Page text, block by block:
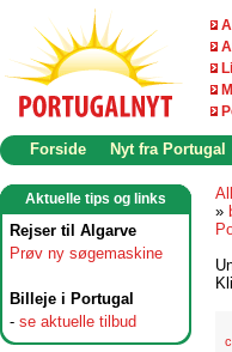
Forside Nyt fra Portugal
Aktuelle tips og links
Rejser til Algarve
Prøv ny søgemaskine
Billeje i Portugal
- se aktuelle tilbud
»